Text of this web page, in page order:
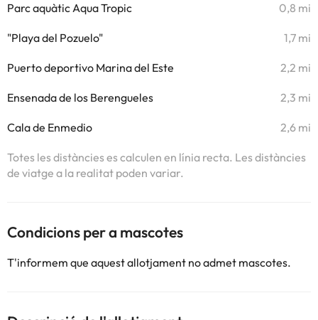
Parc aquàtic Aqua Tropic 0,8 mi
"Playa del Pozuelo" 1,7 mi
Puerto deportivo Marina del Este 2,2 mi
Ensenada de los Berengueles 2,3 mi
Cala de Enmedio 2,6 mi
Totes les distàncies es calculen en línia recta. Les distàncies
de viatge a la realitat poden variar.
Condicions per a mascotes
T'informem que aquest allotjament no admet mascotes.